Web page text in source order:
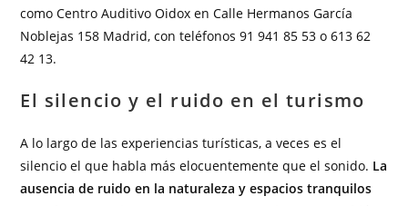
como Centro Auditivo Oidox en Calle Hermanos García
Noblejas 158 Madrid, con teléfonos 91 941 85 53 o 613 62
42 13.
El silencio y el ruido en el turismo
A lo largo de las experiencias turísticas, a veces es el
silencio el que habla más elocuentemente que el sonido. La
ausencia de ruido en la naturaleza y espacios tranquilos